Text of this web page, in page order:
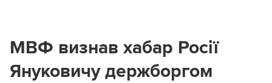
МВФ визнав хабар Росії
Януковичу держборгом